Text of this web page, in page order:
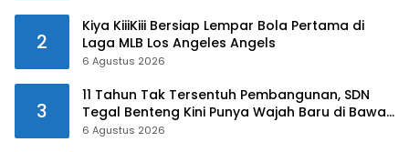
2
Kiya KiiiKiii Bersiap Lempar Bola Pertama di
Laga MLB Los Angeles Angels
6 Agustus 2026
3
​11 Tahun Tak Tersentuh Pembangunan, SDN
Tegal Benteng Kini Punya Wajah Baru di Bawah
Kepemimpinan Rudy-Jaro
6 Agustus 2026